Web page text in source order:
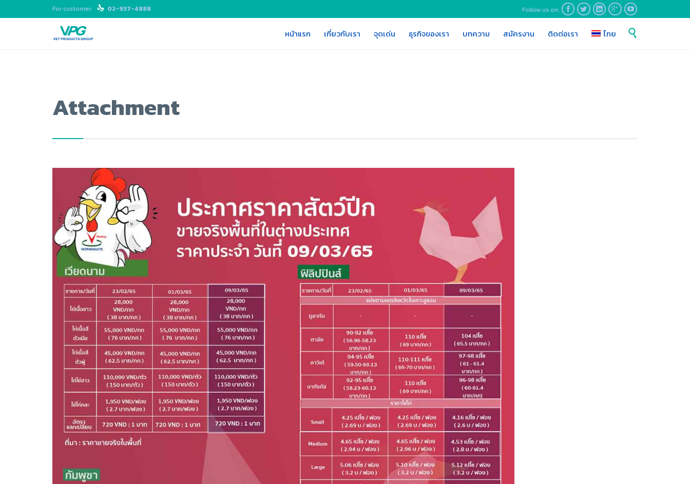
For customer:  02-937-4888 Follow us on:     
Skip
to
หน้าแรก เกี่ยวกับเรา จุดเด่น ธุรกิจของเรา บทความ สมัครงาน ติดต่อเรา ไทย 
Attachment